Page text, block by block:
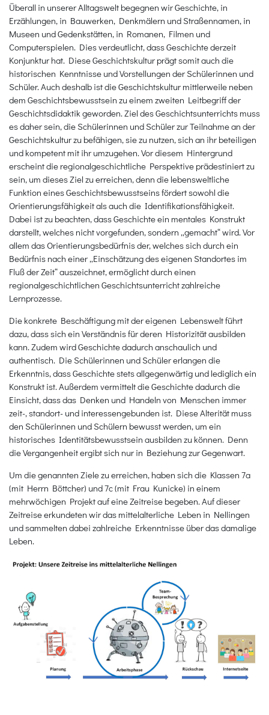
Überall in unserer Alltagswelt begegnen wir Geschichte, in
Erzählungen, in Bauwerken, Denkmälern und Straßennamen, in
Museen und Gedenkstätten, in Romanen, Filmen und
Computerspielen. Dies verdeutlicht, dass Geschichte derzeit
Konjunktur hat. Diese Geschichtskultur prägt somit auch die
historischen Kenntnisse und Vorstellungen der Schülerinnen und
Schüler. Auch deshalb ist die Geschichtskultur mittlerweile neben
dem Geschichtsbewusstsein zu einem zweiten Leitbegriff der
Geschichtsdidaktik geworden. Ziel des Geschichtsunterrichts muss
es daher sein, die Schülerinnen und Schüler zur Teilnahme an der
Geschichtskultur zu befähigen, sie zu nutzen, sich an ihr beteiligen
und kompetent mit ihr umzugehen. Vor diesem Hintergrund
erscheint die regionalgeschichtliche Perspektive prädestiniert zu
sein, um dieses Ziel zu erreichen, denn die lebensweltliche
Funktion eines Geschichtsbewusstseins fördert sowohl die
Orientierungsfähigkeit als auch die Identifikationsfähigkeit.
Dabei ist zu beachten, dass Geschichte ein mentales Konstrukt
darstellt, welches nicht vorgefunden, sondern „gemacht“ wird. Vor
allem das Orientierungsbedürfnis der, welches sich durch ein
Bedürfnis nach einer „Einschätzung des eigenen Standortes im
Fluß der Zeit“ auszeichnet, ermöglicht durch einen
regionalgeschichtlichen Geschichtsunterricht zahlreiche
Lernprozesse.
Die konkrete Beschäftigung mit der eigenen Lebenswelt führt
dazu, dass sich ein Verständnis für deren Historizität ausbilden
kann. Zudem wird Geschichte dadurch anschaulich und
authentisch. Die Schülerinnen und Schüler erlangen die
Erkenntnis, dass Geschichte stets allgegenwärtig und lediglich ein
Konstrukt ist. Außerdem vermittelt die Geschichte dadurch die
Einsicht, dass das Denken und Handeln von Menschen immer
zeit-, standort- und interessengebunden ist. Diese Alterität muss
den Schülerinnen und Schülern bewusst werden, um ein
historisches Identitätsbewusstsein ausbilden zu können. Denn
die Vergangenheit ergibt sich nur in Beziehung zur Gegenwart.
Um die genannten Ziele zu erreichen, haben sich die Klassen 7a
(mit Herrn Böttcher) und 7c (mit Frau Kunicke) in einem
mehrwöchigen Projekt auf eine Zeitreise begeben. Auf dieser
Zeitreise erkundeten wir das mittelalterliche Leben in Nellingen
und sammelten dabei zahlreiche Erkenntnisse über das damalige
Leben.